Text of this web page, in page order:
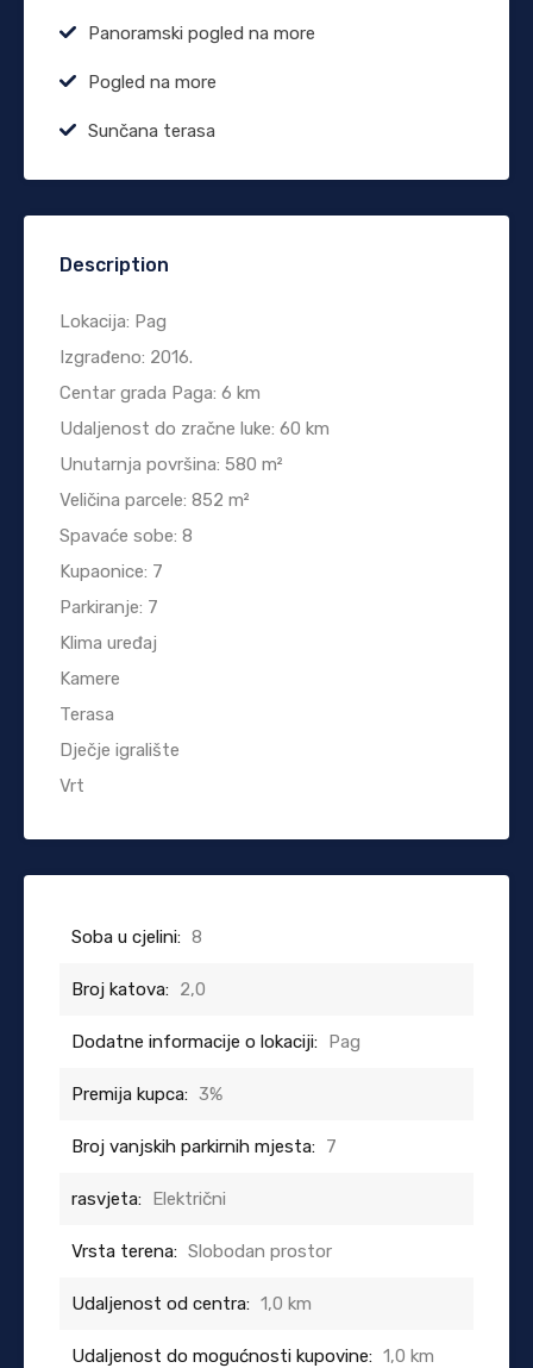
Panoramski pogled na more
Pogled na more
Sunčana terasa
Description
Lokacija: Pag
Izgrađeno: 2016.
Centar grada Paga: 6 km
Udaljenost do zračne luke: 60 km
Unutarnja površina: 580 m²
Veličina parcele: 852 m²
Spavaće sobe: 8
Kupaonice: 7
Parkiranje: 7
Klima uređaj
Kamere
Terasa
Dječje igralište
Vrt
Soba u cjelini: 8
Broj katova: 2,0
Dodatne informacije o lokaciji: Pag
Premija kupca: 3%
Broj vanjskih parkirnih mjesta: 7
rasvjeta: Električni
Vrsta terena: Slobodan prostor
Udaljenost od centra: 1,0 km
Udaljenost do mogućnosti kupovine: 1,0 km